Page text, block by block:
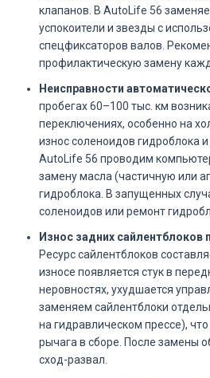
клапанов. В AutoLife 56
успокоители и звезды с
спецфиксаторов валов.
профилактическую замену
Неисправности
пробегах 60–100 тыс. км
переключениях, особенно на
износ соленоидов гидроблока
AutoLife 56 проводим
замену масла (частичную или
гидроблока. В запущенных
соленоидов или ремонт
Износ задних сайлентблоков
Ресурс сайлентблоков
износе появляется стук в
неровностях, ухудшается
заменяем сайлентблоки
на гидравлическом прессе),
рычага в сборе. После замены
сход-развал.